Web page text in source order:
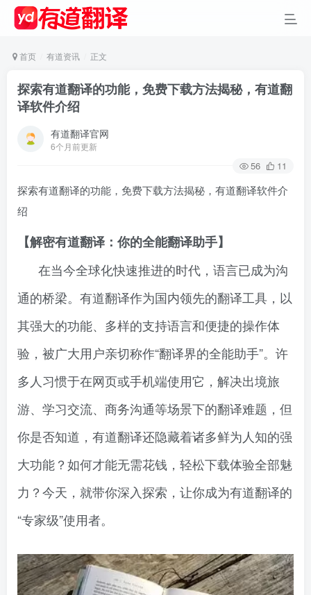
首页 有道资讯 正文
探索有道翻译的功能，免费下载方法揭秘，有道翻
译软件介绍
有道翻译官网
6个月前更新
56 11
探索有道翻译的功能，免费下载方法揭秘，有道翻译软件介
绍
【解密有道翻译：你的全能翻译助手】
在当今全球化快速推进的时代，语言已成为沟
通的桥梁。有道翻译作为国内领先的翻译工具，以
其强大的功能、多样的支持语言和便捷的操作体
验，被广大用户亲切称作“翻译界的全能助手”。许
多人习惯于在网页或手机端使用它，解决出境旅
游、学习交流、商务沟通等场景下的翻译难题，但
你是否知道，有道翻译还隐藏着诸多鲜为人知的强
大功能？如何才能无需花钱，轻松下载体验全部魅
力？今天，就带你深入探索，让你成为有道翻译的
“专家级”使用者。